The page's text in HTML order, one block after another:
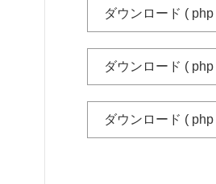
ダウンロード (
ダウンロード (
ダウンロード (